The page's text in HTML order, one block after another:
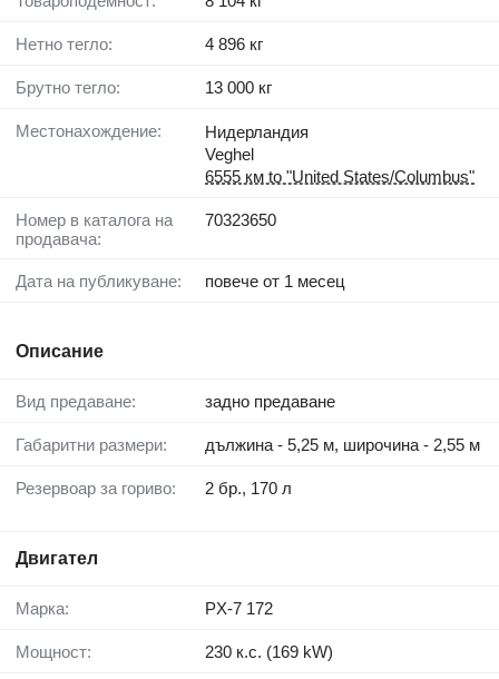
Нетно тегло: 4 896 кг
Брутно тегло: 13 000 кг
Местонахождение:
Нидерландия
Veghel
6555 км to "United States/Columbus"
Номер в каталога на
продавача:
70323650
Дата на публикуване: повече от 1 месец
Описание
Вид предаване: задно предаване
Габаритни размери: дължина - 5,25 м, широчина - 2,55 м
Резервоар за гориво: 2 бр., 170 л
Двигател
Марка: PX-7 172
Мощност: 230 к.с. (169 kW)